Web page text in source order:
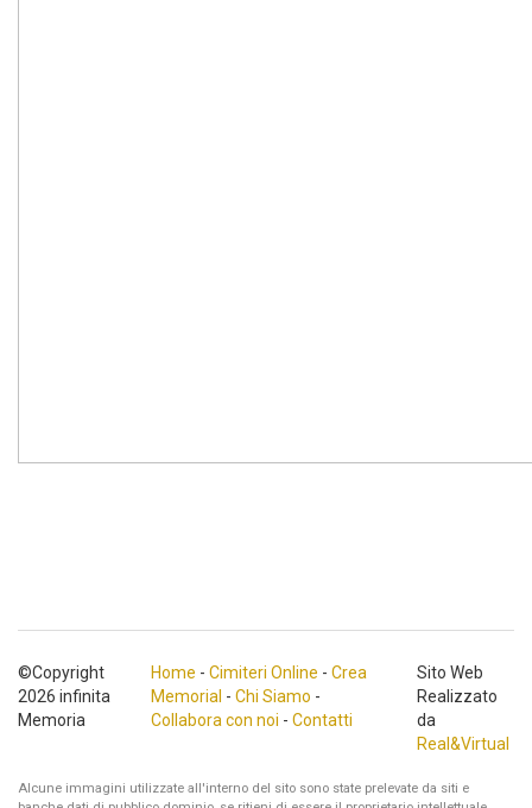
©Copyright
2026 infinita
Memoria
Home - Cimiteri Online - Crea
Memorial - Chi Siamo -
Collabora con noi - Contatti
Sito Web
Realizzato
da
Real&Virtual
Alcune immagini utilizzate all'interno del sito sono state prelevate da siti e